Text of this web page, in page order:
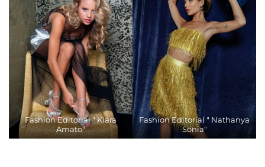
Fashion Editorial " Kiara
Amato"
Fashion Editorial " Nathanya
Sonia"